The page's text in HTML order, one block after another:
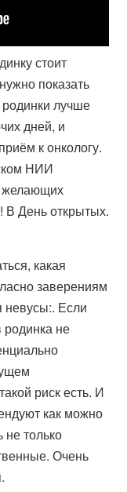
стоит
показать
лучше
дней, и
к онкологу.
НИИ
желающих
В День открытых.
какая
заверениям
невусы:. Если
родинка не
риск есть. И
как можно
не только
Очень